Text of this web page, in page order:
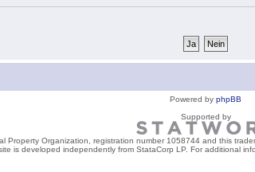
Powered by phpBB
Supported by
Organization, registration number 1058744 and this
is developed independently from StataCorp LP. For additional